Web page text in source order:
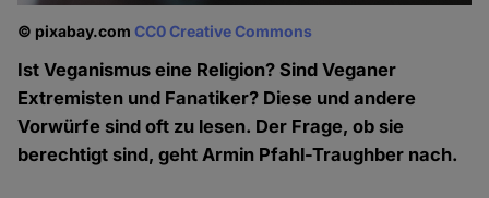
© pixabay.comCC0 Creative Commons
Ist Veganismus eine Religion? Sind Veganer
Extremisten und Fanatiker? Diese und andere
Vorwürfe sind oft zu lesen. Der Frage, ob sie
berechtigt sind, geht Armin Pfahl-Traughber nach.